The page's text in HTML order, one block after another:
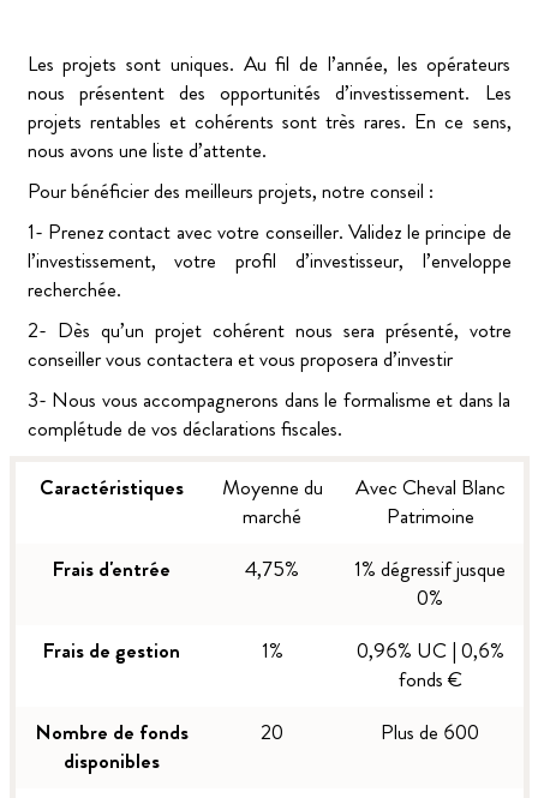
Les projets sont uniques. Au fil de l’année, les opérateurs
nous présentent des opportunités d’investissement. Les
projets rentables et cohérents sont très rares. En ce sens,
nous avons une liste d’attente.
Pour bénéficier des meilleurs projets, notre conseil :
1- Prenez contact avec votre conseiller. Validez le principe de
l’investissement, votre profil d’investisseur, l’enveloppe
recherchée.
2- Dès qu’un projet cohérent nous sera présenté, votre
conseiller vous contactera et vous proposera d’investir
3- Nous vous accompagnerons dans le formalisme et dans la
complétude de vos déclarations fiscales.
Caractéristiques
Moyenne du
marché
Avec Cheval Blanc
Patrimoine
Frais d'entrée
4,75%
1% dégressif jusque
0%
Frais de gestion
1%
0,96% UC | 0,6%
fonds €
Nombre de fonds
disponibles
20 Plus de 600